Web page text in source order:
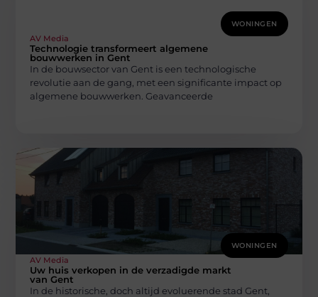
WONINGEN
AV Media
Technologie transformeert algemene
bouwwerken in Gent
In de bouwsector van Gent is een technologische
revolutie aan de gang, met een significante impact op
algemene bouwwerken. Geavanceerde
WONINGEN
AV Media
Uw huis verkopen in de verzadigde markt
van Gent
In de historische, doch altijd evoluerende stad Gent,